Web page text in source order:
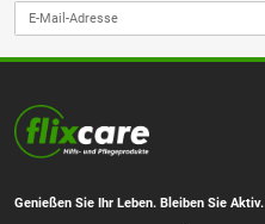
Genießen Sie Ihr Leben. Bleiben Sie Aktiv.